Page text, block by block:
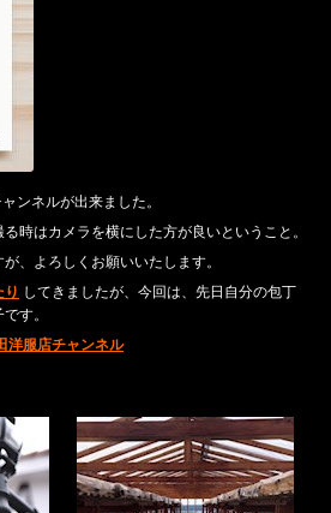
ンネルが出来ました。
時はカメラを横にした方が良いということ。
、よろしくお願いいたします。
り してきましたが、今回は、先日自分の包丁
す。
洋服店チャンネル